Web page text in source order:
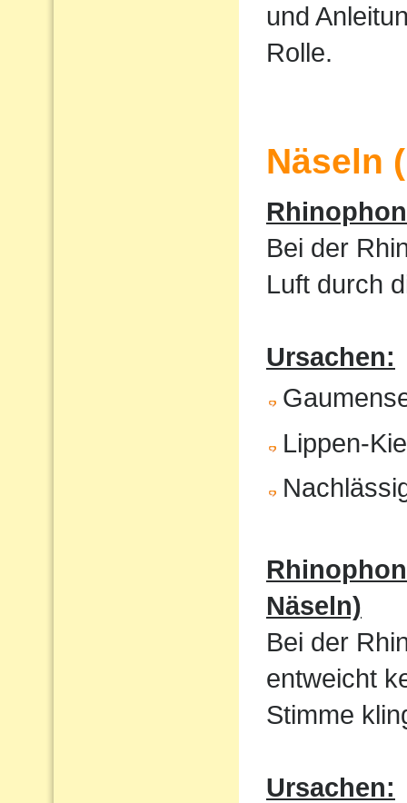
und
Rolle.
Näseln
Bei der
Luft durch
Ursachen:
Lippen-
Näseln)
Bei der
entweicht
Stimme
Ursachen: